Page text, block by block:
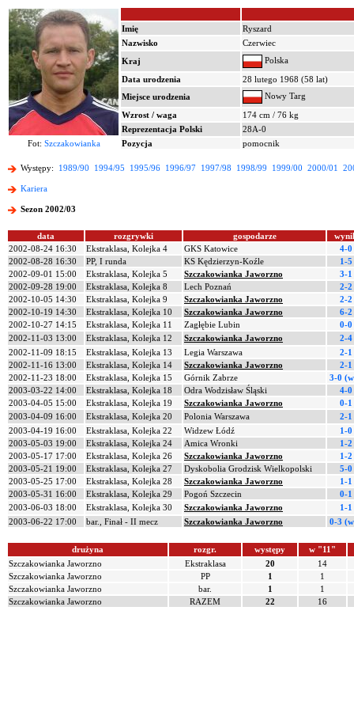
Imię
Ryszard
Nazwisko
Czerwiec
Kraj
Polska
Data urodzenia
28 lutego 1968 (58 lat)
Miejsce urodzenia
Nowy Targ
Wzrost / waga
174 cm / 76 kg
Reprezentacja Polski
28A-0
Fot: Szczakowianka Pozycja pomocnik
Występy: 1989/90 1994/95 1995/96 1996/97 1997/98 1998/99 1999/00 2000/01
Kariera
Sezon 2002/03
data rozgrywki gospodarze
2002-08-24 16:30
Ekstraklasa, Kolejka 4 GKS Katowice
4-0
2002-08-28 16:30
PP, I runda KS Kędzierzyn-Koźle
1-5
2002-09-01 15:00
Ekstraklasa, Kolejka 5 Szczakowianka Jaworzno
3-1
2002-09-28 19:00
Ekstraklasa, Kolejka 8 Lech Poznań
2-2
2002-10-05 14:30
Ekstraklasa, Kolejka 9 Szczakowianka Jaworzno
2-2
2002-10-19 14:30
Ekstraklasa, Kolejka 10 Szczakowianka Jaworzno
6-2
2002-10-27 14:15
Ekstraklasa, Kolejka 11 Zagłębie Lubin
0-0
2002-11-03 13:00
Ekstraklasa, Kolejka 12 Szczakowianka Jaworzno
2-4
2002-11-09 18:15
Ekstraklasa, Kolejka 13 Legia Warszawa
2-1
2002-11-16 13:00
Ekstraklasa, Kolejka 14 Szczakowianka Jaworzno
2-1
2002-11-23 18:00
Ekstraklasa, Kolejka 15 Górnik Zabrze
3-0
2003-03-22 14:00
Ekstraklasa, Kolejka 18 Odra Wodzisław Śląski
4-0
2003-04-05 15:00
Ekstraklasa, Kolejka 19 Szczakowianka Jaworzno
0-1
2003-04-09 16:00
Ekstraklasa, Kolejka 20 Polonia Warszawa
2-1
2003-04-19 16:00
Ekstraklasa, Kolejka 22 Widzew Łódź
1-0
2003-05-03 19:00
Ekstraklasa, Kolejka 24 Amica Wronki
1-2
2003-05-17 17:00
Ekstraklasa, Kolejka 26 Szczakowianka Jaworzno
1-2
2003-05-21 19:00
Ekstraklasa, Kolejka 27 Dyskobolia Grodzisk Wielkopolski
5-0
2003-05-25 17:00
Ekstraklasa, Kolejka 28 Szczakowianka Jaworzno
1-1
2003-05-31 16:00
Ekstraklasa, Kolejka 29 Pogoń Szczecin
0-1
2003-06-03 18:00
Ekstraklasa, Kolejka 30 Szczakowianka Jaworzno
1-1
2003-06-22 17:00
bar., Finał - II mecz Szczakowianka Jaworzno 0-3
drużyna rozgr. występy
w "11"
Szczakowianka Jaworzno
Ekstraklasa 20
14
Szczakowianka Jaworzno
PP 1
1
Szczakowianka Jaworzno
bar. 1
1
Szczakowianka Jaworzno
RAZEM 22 16